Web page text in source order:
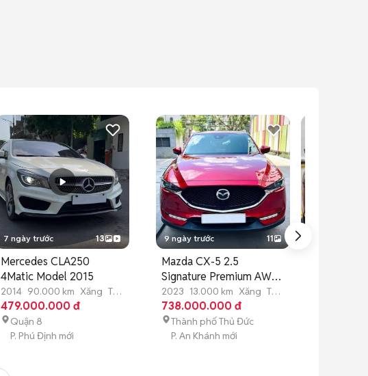
7 ngày trước 13
Mercedes CLA250
4Matic Model 2015
2014 90.000 km Xăng Tự
động
479.000.000 đ
Quận 8
P. Phú Định mới
9 ngày trước 11
Mazda CX-5 2.5
Signature Premium AWD
2023 Siu Đẹp
2023 13.000 km Xăng Tự
động
738.000.000 đ
Thành phố Thủ Đức
P. An Khánh mới